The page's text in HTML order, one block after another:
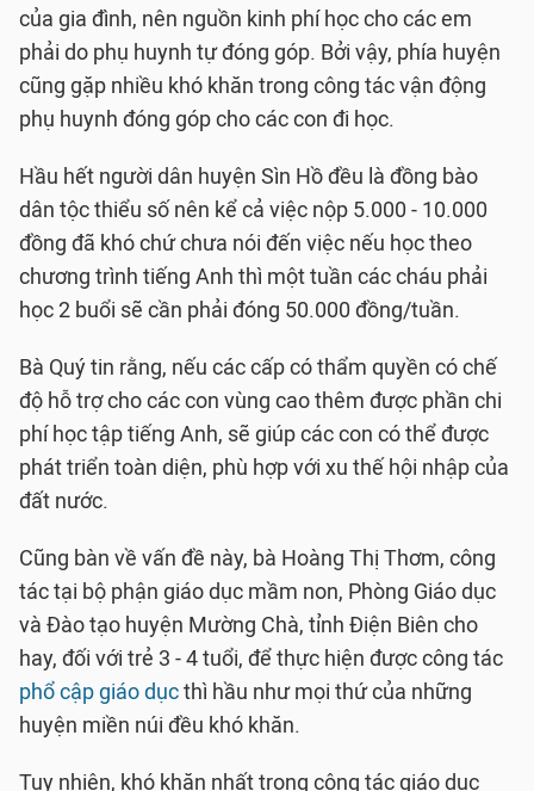
của gia đình, nên nguồn kinh phí học cho các em
phải do phụ huynh tự đóng góp. Bởi vậy, phía huyện
cũng gặp nhiều khó khăn trong công tác vận động
phụ huynh đóng góp cho các con đi học.
Hầu hết người dân huyện Sìn Hồ đều là đồng bào
dân tộc thiểu số nên kể cả việc nộp 5.000 - 10.000
đồng đã khó chứ chưa nói đến việc nếu học theo
chương trình tiếng Anh thì một tuần các cháu phải
học 2 buổi sẽ cần phải đóng 50.000 đồng/tuần.
Bà Quý tin rằng, nếu các cấp có thẩm quyền có chế
độ hỗ trợ cho các con vùng cao thêm được phần chi
phí học tập tiếng Anh, sẽ giúp các con có thể được
phát triển toàn diện, phù hợp với xu thế hội nhập của
đất nước.
Cũng bàn về vấn đề này, bà Hoàng Thị Thơm, công
tác tại bộ phận giáo dục mầm non, Phòng Giáo dục
và Đào tạo huyện Mường Chà, tỉnh Điện Biên cho
hay, đối với trẻ 3 - 4 tuổi, để thực hiện được công tác
phổ cập giáo dụcthì hầu như mọi thứ của những
huyện miền núi đều khó khăn.
Tuy nhiên, khó khăn nhất trong công tác giáo dục